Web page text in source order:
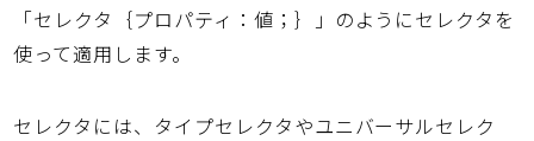
「セレクタ｛プロパティ：値；｝」のようにセレクタを
使って適用します。
セレクタには、タイプセレクタやユニバーサルセレク